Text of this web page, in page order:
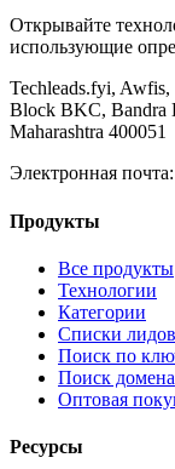
Открывайте
использующие
Techleads.fyi, Awfis,
Block BKC, Bandra
Maharashtra 400051
Электронная почта:
Продукты
Все продукты
Технологии
Категории
Списки лидов
Поиск по
Поиск домена
Оптовая
Ресурсы